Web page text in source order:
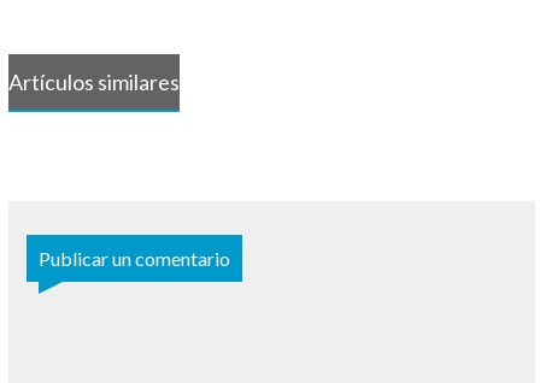
Artículos similares
Publicar un comentario